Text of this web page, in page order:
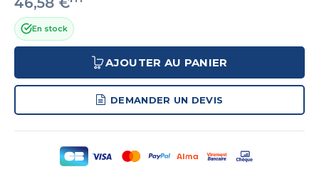
En stock
AJOUTER AU PANIER
DEMANDER UN DEVIS